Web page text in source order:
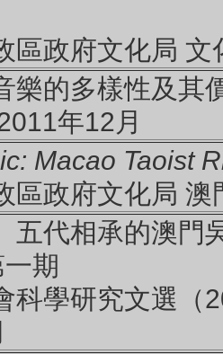
區政府文化局
樂的多樣性及
年12月
Macao Taoist
區政府文化局
五代相承的澳
期
科學研究文選